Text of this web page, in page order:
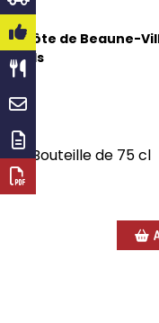
Côte de Beaune-
Fils
Bouteille de 75 cl